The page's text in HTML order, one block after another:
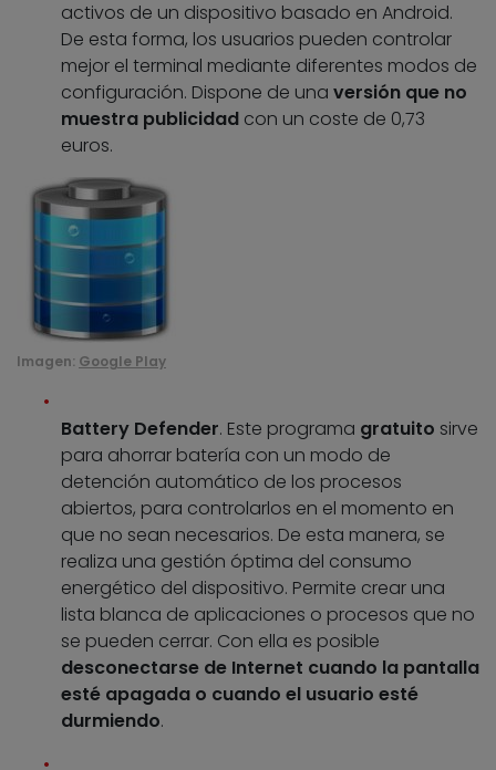
activos de un dispositivo basado en Android.
De esta forma, los usuarios pueden controlar
mejor el terminal mediante diferentes modos de
configuración. Dispone de una versión que no
muestra publicidad con un coste de 0,73
euros.
Imagen: Google Play
Battery Defender. Este programa gratuito sirve
para ahorrar batería con un modo de
detención automático de los procesos
abiertos, para controlarlos en el momento en
que no sean necesarios. De esta manera, se
realiza una gestión óptima del consumo
energético del dispositivo. Permite crear una
lista blanca de aplicaciones o procesos que no
se pueden cerrar. Con ella es posible
desconectarse de Internet cuando la pantalla
esté apagada o cuando el usuario esté
durmiendo.